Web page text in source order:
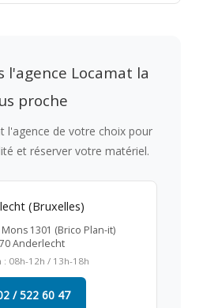
l'agence Locamat la
proche
l'agence de votre choix pour
et réserver votre matériel.
(Bruxelles)
1301 (Brico Plan-it)
Anderlecht
: 08h-12h / 13h-18h
/ 522 60 47